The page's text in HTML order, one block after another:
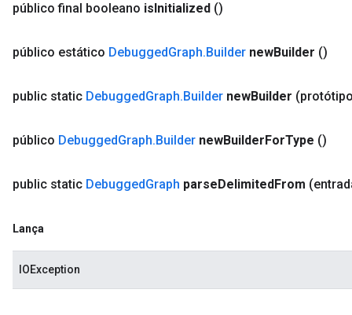
público final booleano isInitialized ()
público estático DebuggedGraph.Builder newBuilder ()
public static DebuggedGraph.Builder newBuilder
público DebuggedGraph.Builder newBuilderForType ()
public static DebuggedGraph parseDelimitedFrom
Lança
IOException